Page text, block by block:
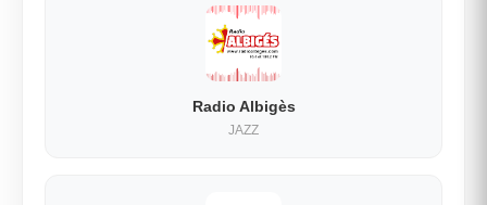
Radio Albigès
JAZZ